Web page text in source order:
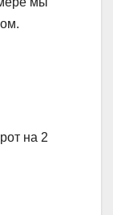
на 2